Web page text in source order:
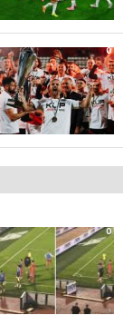
0
0